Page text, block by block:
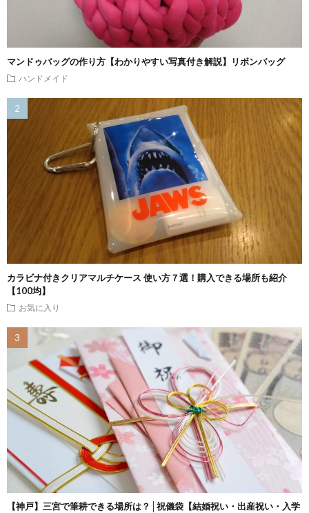
マンドゥバッグの作り方【わかりやすい写真付き解説】リボンバッグ
ハンドメイド
カラビナ付きクリアマルチケース 使い方７選！購入できる場所も紹介
【100均】
お気に入り
【神戸】三宮で筆耕できる場所は？│祝儀袋【結婚祝い・出産祝い・入学